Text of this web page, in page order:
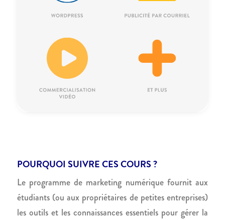
POURQUOI SUIVRE CES COURS ?
Le programme de marketing numérique fournit aux
étudiants (ou aux propriétaires de petites entreprises)
les outils et les connaissances essentiels pour gérer la